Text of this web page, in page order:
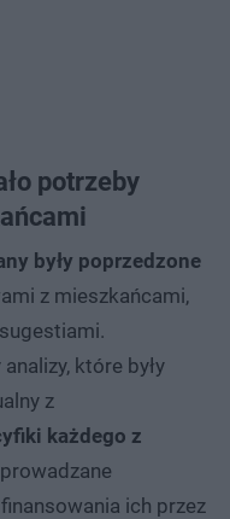
potrzeby
były poprzedzone
z mieszkańcami,
które były
z
każdego z
ich przez